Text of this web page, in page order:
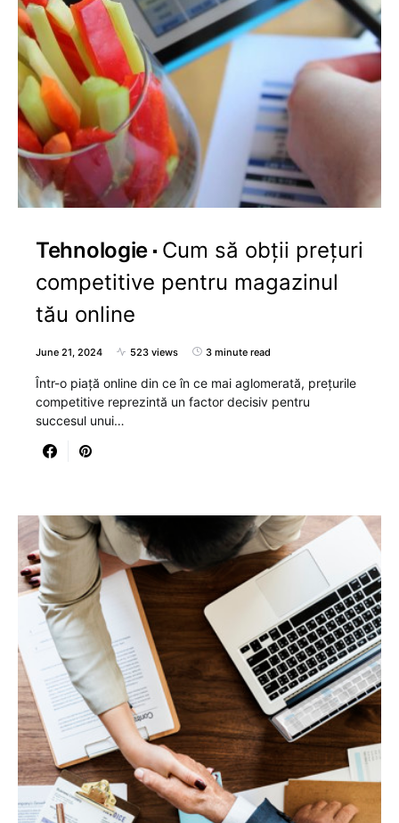
Tehnologie Cum să obții prețuri
competitive pentru magazinul
tău online
June 21, 2024 523 views 3 minute read
Într-o piață online din ce în ce mai aglomerată, prețurile
competitive reprezintă un factor decisiv pentru
succesul unui…